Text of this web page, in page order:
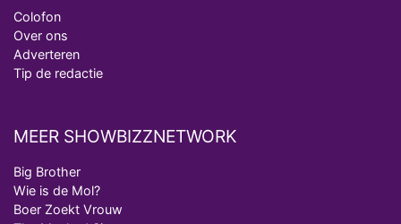
Colofon
Over ons
Adverteren
Tip de redactie
MEER SHOWBIZZNETWORK
Big Brother
Wie is de Mol?
Boer Zoekt Vrouw